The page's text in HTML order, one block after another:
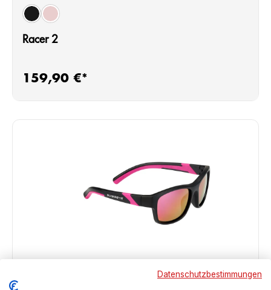
Farbeauswählen
black matt/black
blue matt/black
Racer 2
Regulärer Preis:
159,90 €*
Vergleich
Datenschutzbestimmungen